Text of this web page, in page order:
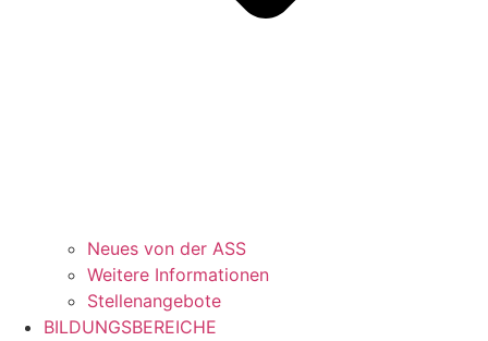
Neues von der ASS
Weitere Informationen
Stellenangebote
BILDUNGSBEREICHE